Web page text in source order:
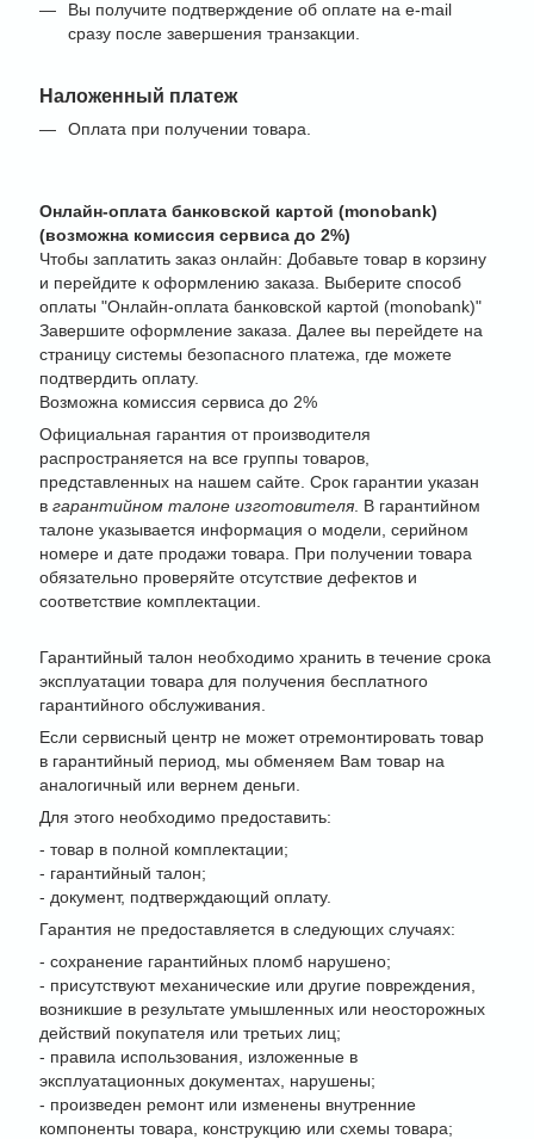
Вы получите подтверждение об оплате на e-mail
сразу после завершения транзакции.
Наложенный платеж
Оплата при получении товара.
Онлайн-оплата банковской картой (monobank)
(возможна комиссия сервиса до 2%)
Чтобы заплатить заказ онлайн: Добавьте товар в корзину
и перейдите к оформлению заказа. Выберите способ
оплаты "Онлайн-оплата банковской картой (monobank)"
Завершите оформление заказа. Далее вы перейдете на
страницу системы безопасного платежа, где можете
подтвердить оплату.
Возможна комиссия сервиса до 2%
Официальная гарантия от производителя
распространяется на все группы товаров,
представленных на нашем сайте. Срок гарантии указан
в гарантийном талоне изготовителя . В гарантийном
талоне указывается информация о модели, серийном
номере и дате продажи товара. При получении товара
обязательно проверяйте отсутствие дефектов и
соответствие комплектации.
Гарантийный талон необходимо хранить в течение срока
эксплуатации товара для получения бесплатного
гарантийного обслуживания.
Если сервисный центр не может отремонтировать товар
в гарантийный период, мы обменяем Вам товар на
аналогичный или вернем деньги.
Для этого необходимо предоставить:
- товар в полной комплектации;
- гарантийный талон;
- документ, подтверждающий оплату.
Гарантия не предоставляется в следующих случаях:
- сохранение гарантийных пломб нарушено;
- присутствуют механические или другие повреждения,
возникшие в результате умышленных или неосторожных
действий покупателя или третьих лиц;
- правила использования, изложенные в
эксплуатационных документах, нарушены;
- произведен ремонт или изменены внутренние
компоненты товара, конструкцию или схемы товара;